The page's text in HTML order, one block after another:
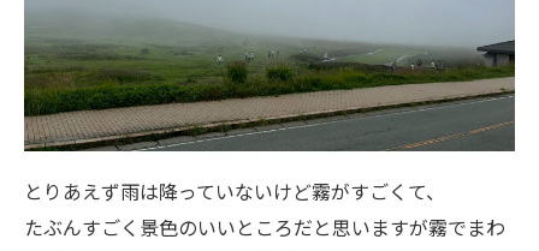
とりあえず雨は降っていないけど霧がすごくて、
たぶんすごく景色のいいところだと思いますが霧でまわ